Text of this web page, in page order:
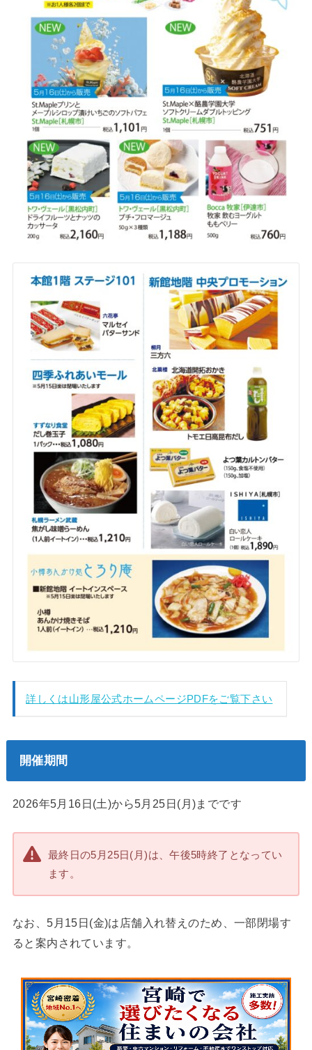
詳しくは山形屋公式ホームページPDFをご覧下さい
開催期間
2026年5月16日(土)から5月25日(月)までです
最終日の5月25日(月)は、午後5時終了となってい
ます。
なお、5月15日(金)は店舗入れ替えのため、一部閉場す
ると案内されています。